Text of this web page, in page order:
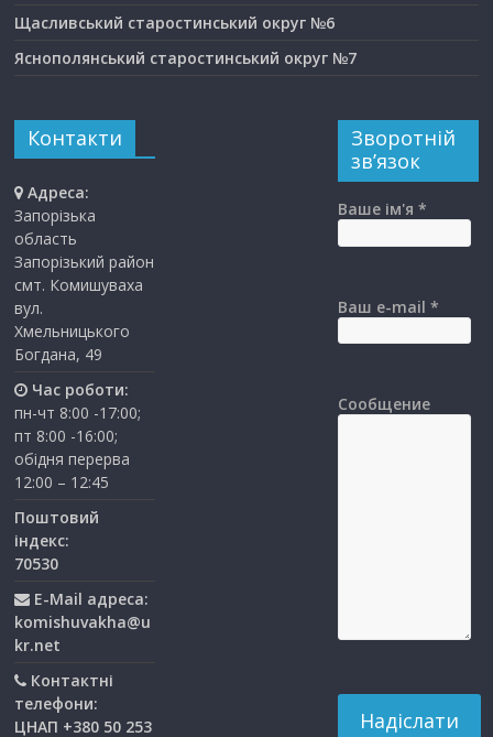
Щасливський старостинський округ №6
Яснополянський старостинський округ №7
Контакти
Адреса:
Запорізька
область
Запорізький район
смт. Комишуваха
вул.
Хмельницького
Богдана, 49
Час роботи:
пн-чт 8:00 -17:00;
пт 8:00 -16:00;
обідня перерва
12:00 – 12:45
Поштовий
індекс:
70530
E-Mail адреса:
komishuvakha@u
kr.net
Контактні
телефони:
ЦНАП +380 50 253
Зворотній
зв’язок
Ваше ім'я *
Ваш e-mail *
Сообщение